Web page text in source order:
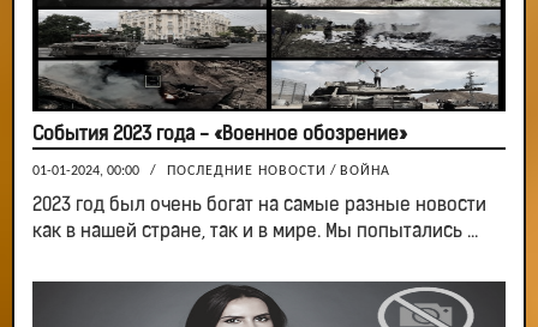
События 2023 года - «Военное обозрение»
01-01-2024, 00:00 / ПОСЛЕДНИЕ НОВОСТИ / ВОЙНА
2023 год был очень богат на самые разные новости
как в нашей стране, так и в мире. Мы попытались ...